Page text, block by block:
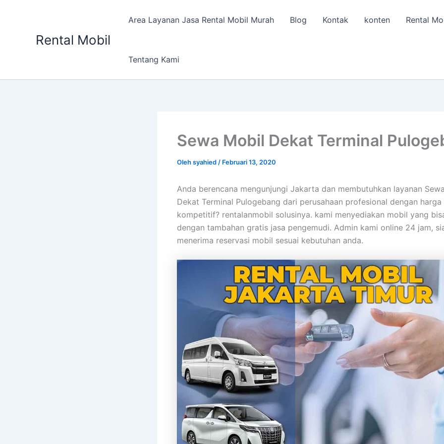
Rental Mobil
Area Layanan Jasa Rental Mobil Murah Blog Kontak konten Rental
Tentang Kami
Sewa Mobil Dekat Terminal
Olehsyahied / Februari 13, 2020
Anda berencana mengunjungi Jakarta dan membutuhkan layanan
Dekat Terminal Pulogebang dari perusahaan profesional dengan harga
kompetitif? rentalanmobil solusinya. kami menyediakan mobil yang
dengan tambahan gratis jasa pengemudi. Admin kami online 24 jam,
menerima reservasi mobil sesuai kebutuhan anda.